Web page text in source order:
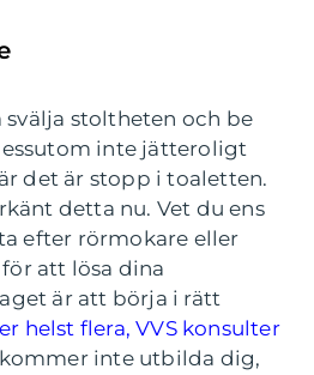
svälja stoltheten och be
inte jätteroligt
det är stopp i toaletten.
detta nu. Vet du ens
efter rörmokare eller
att lösa dina
är att börja i rätt
helst flera, VVS konsulter
inte utbilda dig,